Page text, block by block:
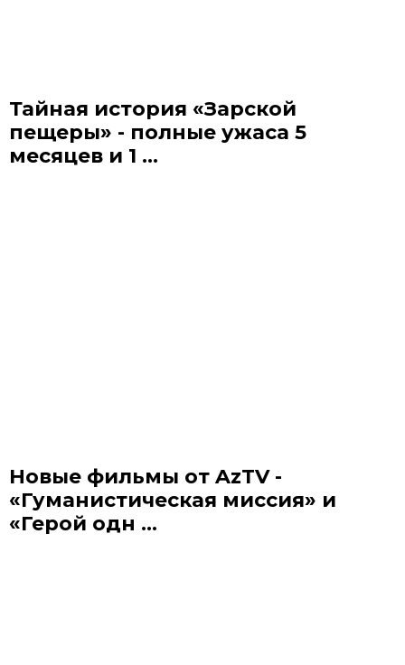
Тайная история «Зарской
пещеры» - полные ужаса 5
месяцев и 1 ...
Новые фильмы от AzTV -
«Гуманистическая миссия» и
«Герой одн ...